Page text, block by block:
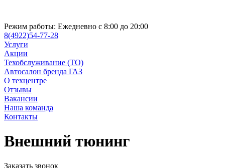
Режим работы: Ежедневно с 8:00 до 20:00
8(4922)54-77-28
Услуги
Акции
Техобслуживание (ТО)
Автосалон бренда ГАЗ
О техцентре
Отзывы
Вакансии
Наша команда
Контакты
Внешний тюнинг
Заказать звонок